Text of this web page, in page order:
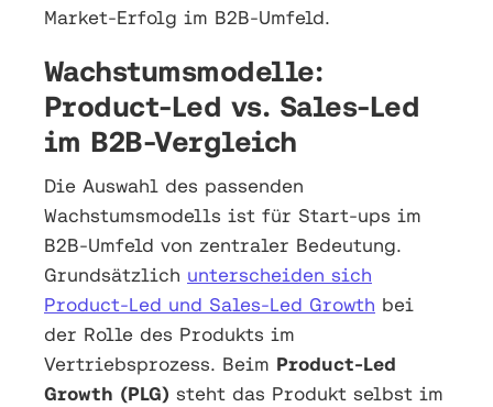
Market-Erfolg im B2B-Umfeld.
Wachstumsmodelle:
Product-Led vs. Sales-Led
im B2B-Vergleich
Die Auswahl des passenden
Wachstumsmodells ist für Start-ups im
B2B-Umfeld von zentraler Bedeutung.
Grundsätzlich unterscheiden sich
Product-Led und Sales-Led Growth bei
der Rolle des Produkts im
Vertriebsprozess. Beim Product-Led
Growth (PLG) steht das Produkt selbst im